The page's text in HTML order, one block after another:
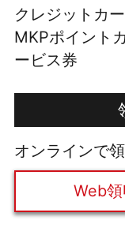
クレジットカ
MKPポイント
ービス券
オンラインで
Web